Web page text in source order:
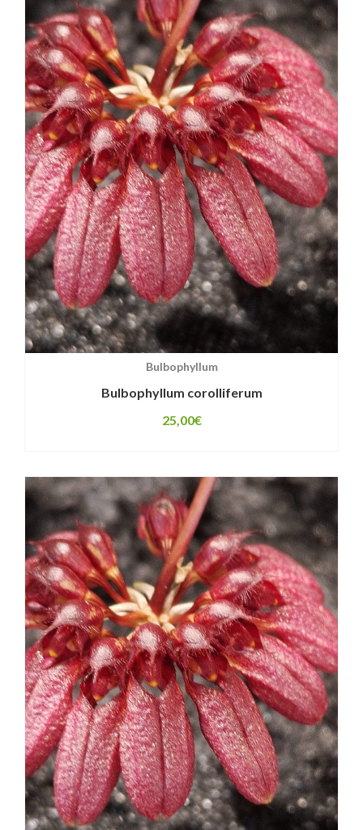
Bulbophyllum
Bulbophyllum corolliferum
25,00€